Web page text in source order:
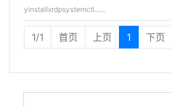
yinstallxrdpsystemctl......
1/1 首页 上页 1 下页